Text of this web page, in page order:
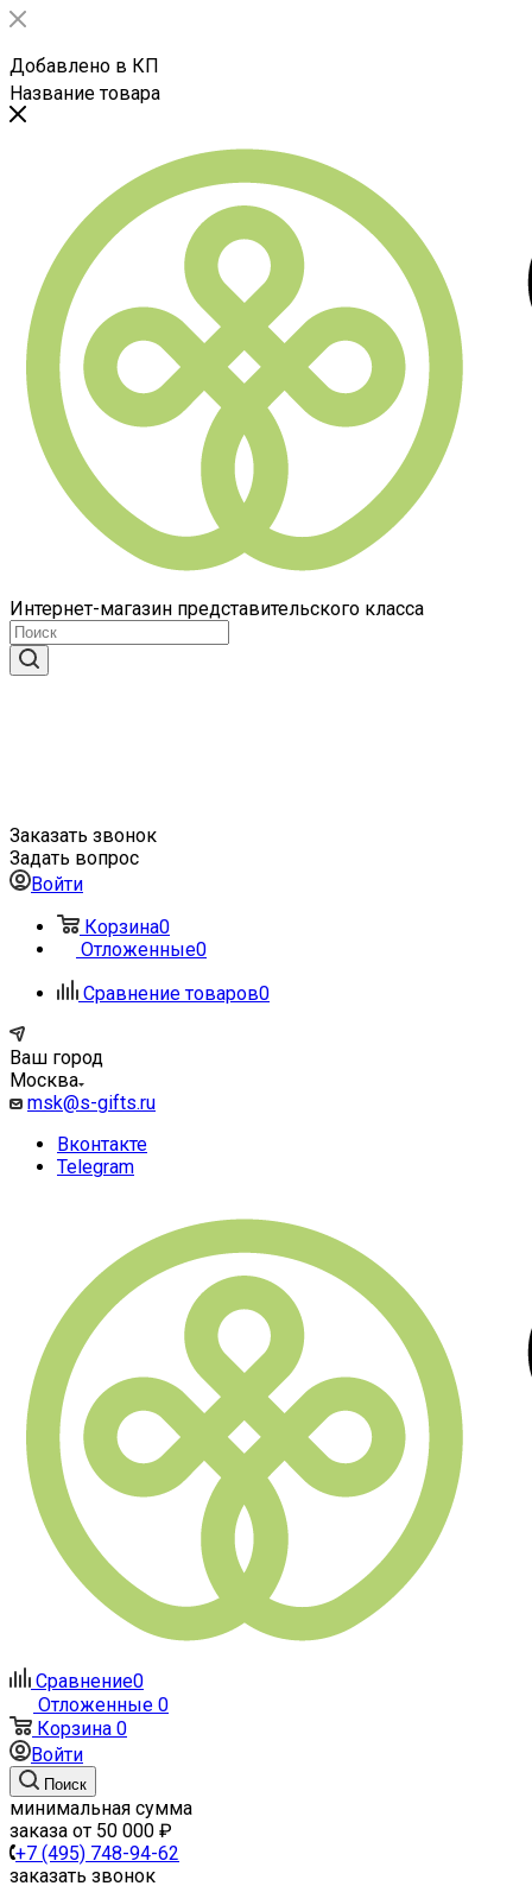
Добавлено в КП
Название товара
Интернет-магазин представительского класса
Заказать звонок
Задать вопрос
Войти
Корзина0
Отложенные0
Сравнение товаров0
Ваш город
Москва
msk@s-gifts.ru
Вконтакте
Telegram
Сравнение0
Отложенные 0
Корзина 0
Войти
Поиск
минимальная сумма
заказа от 50 000 ₽
+7 (495) 748-94-62
заказать звонок